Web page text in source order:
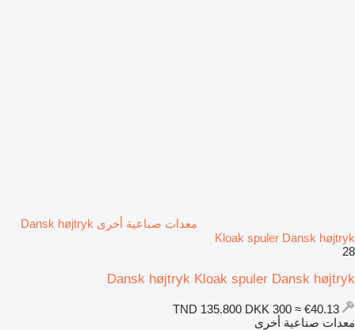
معدات صناعية أخرى Dansk højtryk
Kloak spuler Dansk højtryk
28
Dansk højtryk Kloak spuler Dansk højtryk
DKK 300 ≈ €40.13
معدات صناعية أخرى